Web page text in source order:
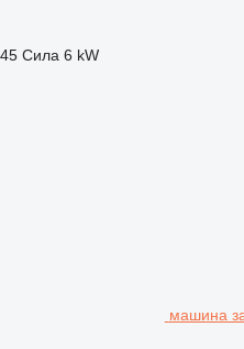
45 Сила 6 kW
машина